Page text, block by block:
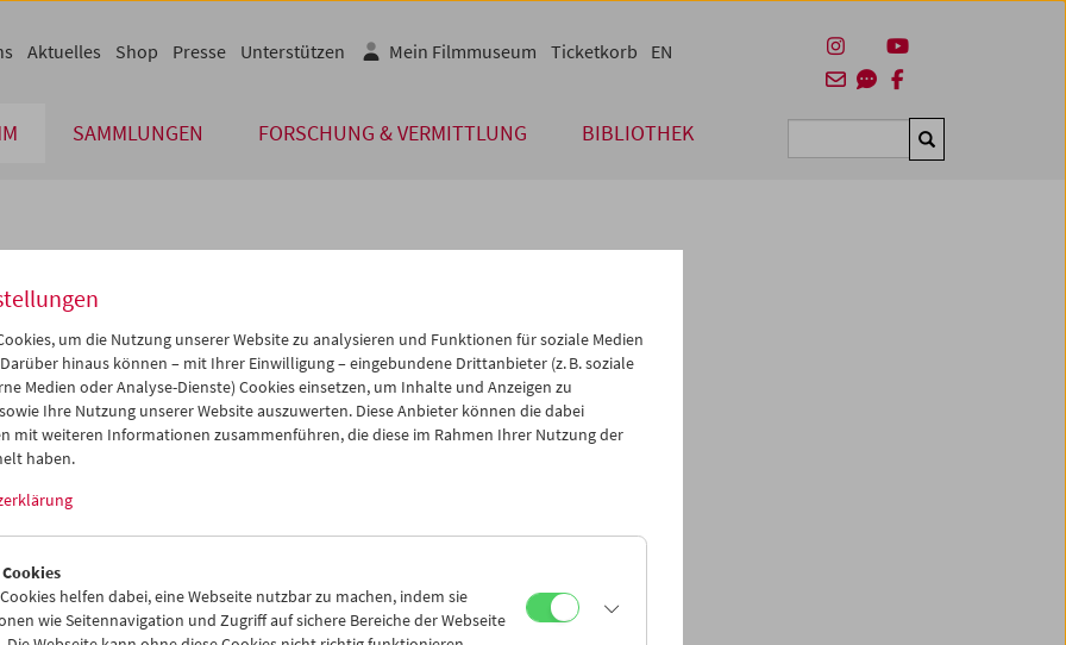
SAMMLUNGEN FORSCHUNG & VERMITTLUNG BIBLIOTHEK Suchen
Aktuelles Shop Presse Unterstützen Mein Filmmuseum Ticketkorb EN
Sep 2005 >>
Mi Do Fr Sa So
31 01 02 03
04
07 08 09 10
11
14 15
21 22
05
iCalender
Programmheft-PDF
English language or subtitles
um die Nutzung unserer Website zu analysieren und Funktionen für soziale Medien
hinaus können – mit Ihrer Einwilligung – eingebundene Drittanbieter (z. B. soziale
Medien oder Analyse-Dienste) Cookies einsetzen, um Inhalte und Anzeigen zu
Ihre Nutzung unserer Website auszuwerten. Diese Anbieter können die dabei
mit weiteren Informationen zusammenführen, die diese im Rahmen Ihrer Nutzung der
haben.
helfen dabei, eine Webseite nutzbar zu machen, indem sie
wie Seitennavigation und Zugriff auf sichere Bereiche der Webseite